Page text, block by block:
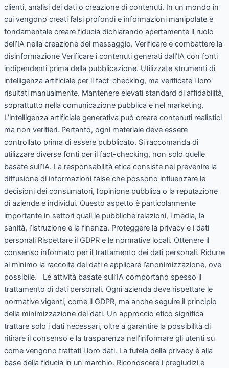
clienti, analisi dei dati o creazione di contenuti. In un mondo in
cui vengono creati falsi profondi e informazioni manipolate è
fondamentale creare fiducia dichiarando apertamente il ruolo
dell’IA nella creazione del messaggio. Verificare e combattere la
disinformazione Verificare i contenuti generati dall’IA con fonti
indipendenti prima della pubblicazione. Utilizzate strumenti di
intelligenza artificiale per il fact-checking, ma verificate i loro
risultati manualmente. Mantenere elevati standard di affidabilità,
soprattutto nella comunicazione pubblica e nel marketing.
L’intelligenza artificiale generativa può creare contenuti realistici
ma non veritieri. Pertanto, ogni materiale deve essere
controllato prima di essere pubblicato. Si raccomanda di
utilizzare diverse fonti per il fact-checking, non solo quelle
basate sull’IA. La responsabilità etica consiste nel prevenire la
diffusione di informazioni false che possono influenzare le
decisioni dei consumatori, l’opinione pubblica o la reputazione
di aziende e individui. Questo aspetto è particolarmente
importante in settori quali le pubbliche relazioni, i media, la
sanità, l’istruzione e la finanza. Proteggere la privacy e i dati
personali Rispettare il GDPR e le normative locali. Ottenere il
consenso informato per il trattamento dei dati personali. Ridurre
al minimo la raccolta dei dati e applicare l’anonimizzazione, ove
possibile. Le attività basate sull’IA comportano spesso il
trattamento di dati personali. Ogni azienda deve rispettare le
normative vigenti, come il GDPR, ma anche seguire il principio
della minimizzazione dei dati. Un approccio etico significa
trattare solo i dati necessari, oltre a garantire la possibilità di
ritirare il consenso e la trasparenza nell’informare gli utenti su
come vengono trattati i loro dati. La tutela della privacy è alla
base della fiducia in un marchio. Riconoscere i pregiudizi e